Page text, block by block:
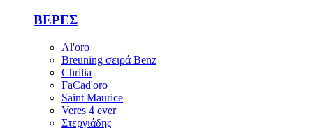
ΒΕΡΕΣ
Al'oro
Breuning σειρά Benz
Chrilia
FaCad'oro
Saint Maurice
Veres 4 ever
Στεργιάδης